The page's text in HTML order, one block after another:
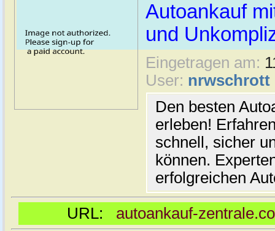
Autoankauf
und
Eingetragen am:
User: nrwschrott
Den besten
erleben!
schnell, sicher
können.
erfolgreichen
URL: autoankauf-